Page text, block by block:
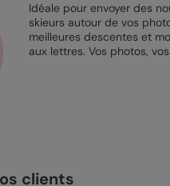
Idéale pour envoyer des
skieurs autour de vos
meilleures descentes et
aux lettres. Vos photos,
clients